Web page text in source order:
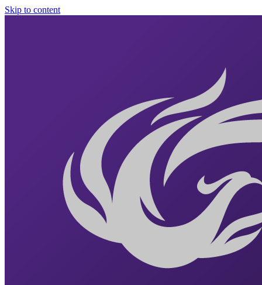
Skip to content